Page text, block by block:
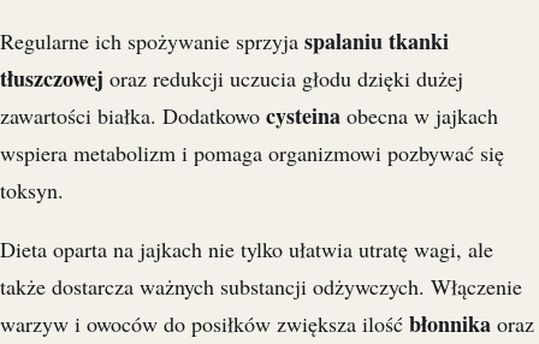
Regularne ich spożywanie sprzyja spalaniu tkanki
tłuszczowej oraz redukcji uczucia głodu dzięki dużej
zawartości białka. Dodatkowo cysteina obecna w jajkach
wspiera metabolizm i pomaga organizmowi pozbywać się
toksyn.
Dieta oparta na jajkach nie tylko ułatwia utratę wagi, ale
także dostarcza ważnych substancji odżywczych. Włączenie
warzyw i owoców do posiłków zwiększa ilość błonnika oraz